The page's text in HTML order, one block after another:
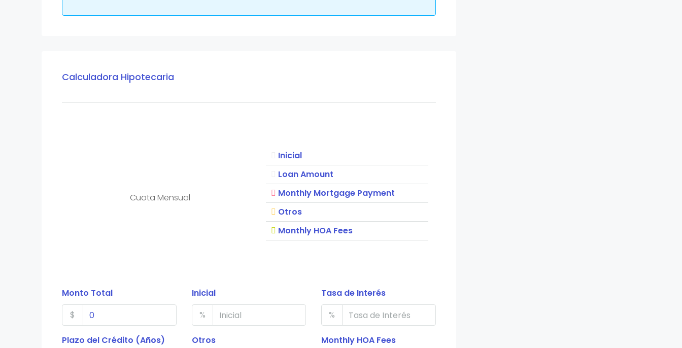
Calculadora Hipotecaria
Cuota Mensual
Inicial
Loan Amount
Monthly Mortgage Payment
Otros
Monthly HOA Fees
Monto Total
$
Inicial
%
Tasa de Interés
%
Plazo del Crédito (Años)
Otros
Monthly HOA Fees